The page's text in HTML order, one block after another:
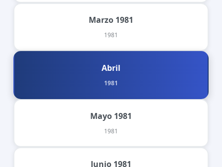
Marzo 1981
1981
Abril
1981
Mayo 1981
1981
Junio 1981